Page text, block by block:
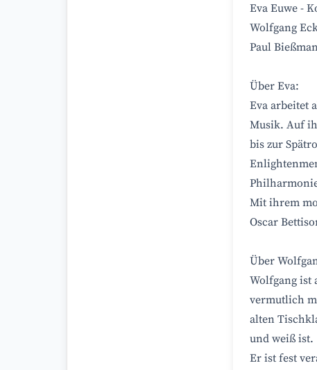
Eva Euwe -
Wolfgang
Paul
Über Eva:
Eva arbeitet
Musik. Auf
bis zur
Mit ihrem
Oscar
Über
Wolfgang ist
vermutlich
alten
und weiß ist.
Er ist fest